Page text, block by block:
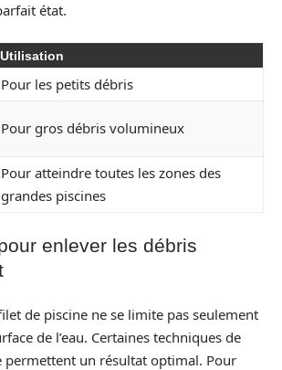
état.
Utilisation
Pour les petits débris
Pour gros débris volumineux
Pour atteindre toutes les zones des
grandes piscines
enlever les débris
de piscine ne se limite pas seulement
de l’eau. Certaines techniques de
permettent un résultat optimal. Pour